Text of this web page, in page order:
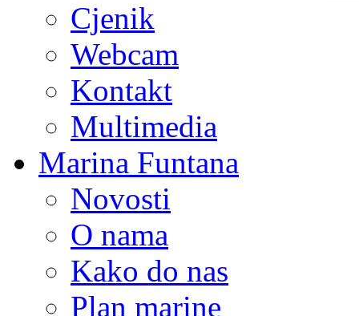
Cjenik
Webcam
Kontakt
Multimedia
Marina Funtana
Novosti
O nama
Kako do nas
Plan marine